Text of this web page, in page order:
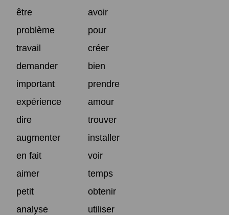
être
avoir
problème
pour
travail
créer
demander
bien
important
prendre
expérience
amour
dire
trouver
augmenter
installer
en fait
voir
aimer
temps
petit
obtenir
analyse
utiliser